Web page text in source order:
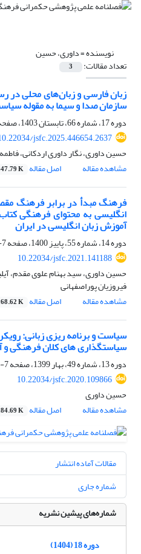
نویسنده =داوری، حسین
تعداد مقالات: 3
زبان فارسی و زبان‌های محلی در
سازمان صدا و سیما به مقوله
دوره 17، شماره 66، تابستان 1403، صفحه
jsfc.2025.446654.2637
حسین داوری، نگار داوری اردکانی،
مشاهده مقاله
اصل مقاله K
فرهنگ مبدأ در برابر فرهنگ
انگلیسی به محتوای فرهنگی
آموزش زبان انگلیسی در ایران
دوره 14، شماره 55، پاییز 1400، صفحه
7-32
10.22034/jsfc.2021.141188
حسین داوری، سید بهنام علوی مقدم،
فیروزیان پوراصفهانی
مشاهده مقاله
اصل مقاله K
سیاست و برنامه ریزی زبانی:
سیاستگذاری های کلان فرهنگی
دوره 13، شماره 49، بهار 1399، صفحه
7-35
10.22034/jsfc.2020.109866
حسین داوری
مشاهده مقاله
اصل مقاله K
مقالات آماده انتشار
شماره جاری
شماره‌های پیشین نشریه
دوره 18 (1404)